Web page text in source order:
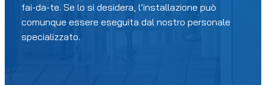
fai-da-te. Se lo si desidera, l’installazione può
comunque essere eseguita dal nostro personale
specializzato.